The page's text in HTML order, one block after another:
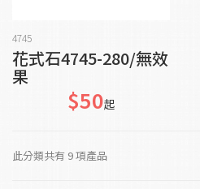
4745
花式石4745-280/無效
果
$50起
此分類共有 9 項產品